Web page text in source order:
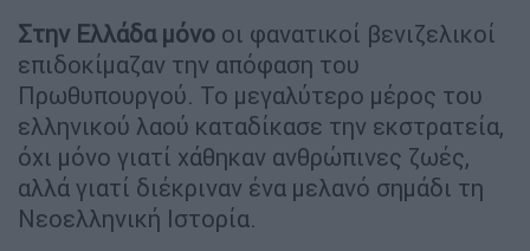
Στην Ελλάδα μόνο οι φανατικοί βενιζελικοί
επιδοκίμαζαν την απόφαση του
Πρωθυπουργού. Το μεγαλύτερο μέρος του
ελληνικού λαού καταδίκασε την εκστρατεία,
όχι μόνο γιατί χάθηκαν ανθρώπινες ζωές,
αλλά γιατί διέκριναν ένα μελανό σημάδι τη
Νεοελληνική Ιστορία.